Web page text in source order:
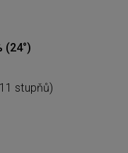
(24°)
stupňů)